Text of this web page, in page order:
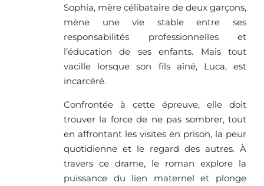
Sophia, mère célibataire de deux garçons,
mène une vie stable entre ses
responsabilités professionnelles et
l’éducation de ses enfants. Mais tout
vacille lorsque son fils aîné, Luca, est
incarcéré.
Confrontée à cette épreuve, elle doit
trouver la force de ne pas sombrer, tout
en affrontant les visites en prison, la peur
quotidienne et le regard des autres. À
travers ce drame, le roman explore la
puissance du lien maternel et plonge